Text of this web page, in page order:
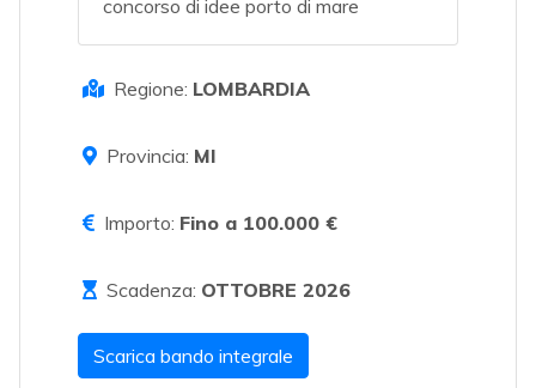
concorso di idee porto di mare
Regione: LOMBARDIA
Provincia: MI
Importo: Fino a 100.000 €
Scadenza: OTTOBRE 2026
Scarica bando integrale